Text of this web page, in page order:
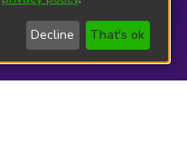
Decline That's ok